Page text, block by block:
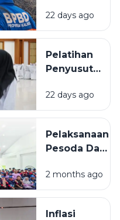
Permukiman
Saat
Meluas di
Banjarbaru
22 days ago
Pelatihan
Penyusutan
BPSDMD
Kalsel
ASN Lulus
22 days ago
Pelaksanaan
Pesoda Dan
Ditengah
Efesiensi
2 months ago
Inflasi